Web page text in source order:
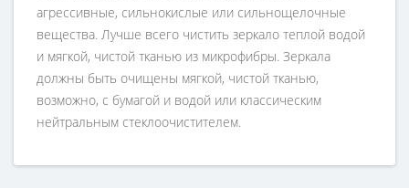
агрессивные, сильнокислые или сильнощелочные
вещества. Лучше всего чистить зеркало теплой водой
и мягкой, чистой тканью из микрофибры. Зеркала
должны быть очищены мягкой, чистой тканью,
возможно, с бумагой и водой или классическим
нейтральным стеклоочистителем.